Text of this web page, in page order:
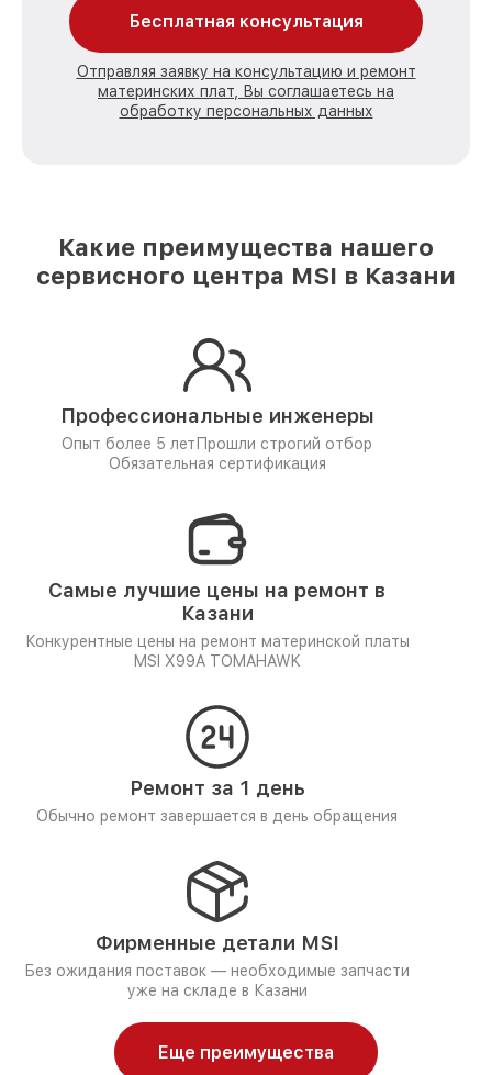
Бесплатная консультация
Отправляя заявку на консультацию и ремонт
материнских плат, Вы соглашаетесь на
обработку персональных данных
Какие преимущества нашего
сервисного центра MSI в Казани
Профессиональные инженеры
Опыт более 5 лет Прошли строгий отбор
Обязательная сертификация
Самые лучшие цены на ремонт в
Казани
Конкурентные цены на ремонт материнской платы
MSI X99A TOMAHAWK
Ремонт за 1 день
Обычно ремонт завершается в день обращения
Фирменные детали MSI
Без ожидания поставок — необходимые запчасти
уже на складе в Казани
Еще преимущества